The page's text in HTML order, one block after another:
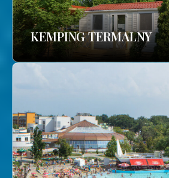
KEMPING TERMALNY